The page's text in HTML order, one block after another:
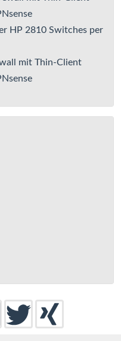
HP 2810 Switches per
mit Thin-Client